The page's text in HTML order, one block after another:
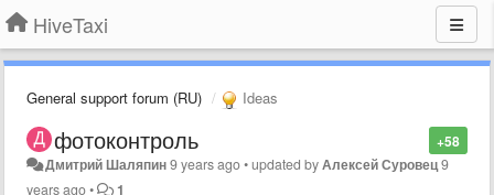
HiveTaxi
General support forum (RU) Ideas
+58
фотоконтроль
Дмитрий Шаляпин9 years ago•updated byАлексей Суровец9
years ago• 1